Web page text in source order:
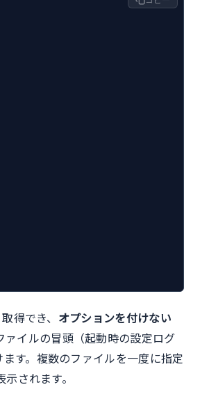
得でき、 オプションを付けない
イルの冒頭（起動時の設定ログ
す。複数のファイルを一度に指定
されます。